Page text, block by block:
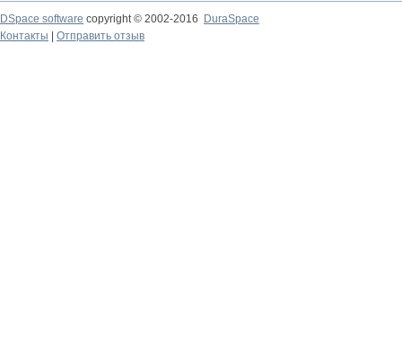
DSpace software copyright © 2002-2016
DuraSpace
Контакты
Отправить отзыв